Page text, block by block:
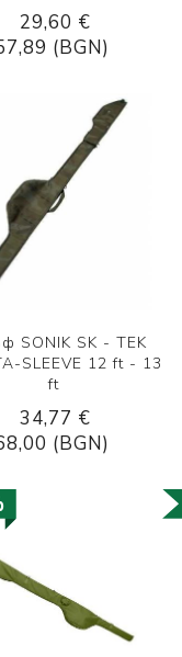
29,60 €
(BGN)
SONIK SK - TEK
SLEEVE 12 ft - 13
ft
34,77 €
(BGN)